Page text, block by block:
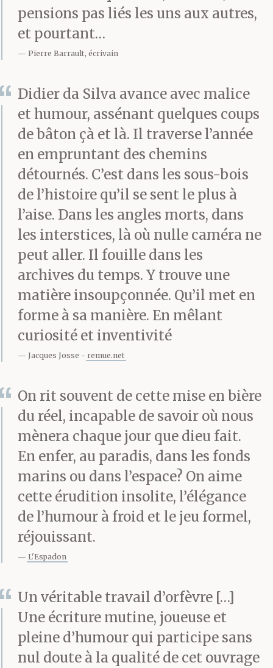
Il paraît logique que le
devenu en 2002, les
non-croyants sont
aussi lents à réagir que
le Saint-Esprit, la
journée mondiale de la
prévention du suicide.
*
Le 11 septembre,
catastrophe : meurt
le Grand, laissant
230 pièces de clavecin
réparties en 27 ordres et
quatre livres qui
pourront donner
l’impression de le
connaître mieux qu’un
cœur ouvert, quand de
sa vie d’ailleurs banale
on ne sait, pour ainsi
pensions pas liés les uns aux autres,
et pourtant…
Pierre Barrault, écrivain
Didier da Silva avance avec malice
et humour, assénant quelques coups
de bâton çà et là. Il traverse l’année
en empruntant des chemins
détournés. C’est dans les sous-bois
de l’histoire qu’il se sent le plus à
l’aise. Dans les angles morts, dans
les interstices, là où nulle caméra ne
peut aller. Il fouille dans les
archives du temps. Y trouve une
matière insoupçonnée. Qu’il met en
forme à sa manière. En mêlant
curiosité et inventivité
Jacques Josse remue.net
On rit souvent de cette mise en bière
du réel, incapable de savoir où nous
mènera chaque jour que dieu fait.
En enfer, au paradis, dans les fonds
marins ou dans l’espace? On aime
cette érudition insolite, l’élégance
de l’humour à froid et le jeu formel,
réjouissant.
L'Espadon
Un véritable travail d’orfèvre […]
Une écriture mutine, joueuse et
pleine d’humour qui participe sans
nul doute à la qualité de cet ouvrage